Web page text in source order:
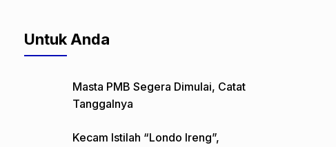
Untuk Anda
Masta PMB Segera Dimulai, Catat
Tanggalnya
Kecam Istilah “Londo Ireng”,